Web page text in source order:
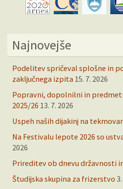
Najnovejše
Podelitev spričeval splošne in
zaključnega izpita 15. 7. 2026
Popravni, dopolnilni in
2025/26 13. 7. 2026
Uspeh naših dijakinj na
Na Festivalu lepote 2026 so
2026
Prireditev ob dnevu državnosti
Študijska skupina za frizerstvo